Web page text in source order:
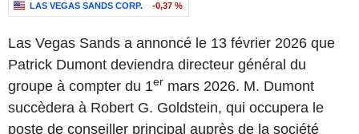
LAS VEGAS SANDS CORP. -0,37 %
Las Vegas Sands a annoncé le 13 février 2026 que
Patrick Dumont deviendra directeur général du
groupe à compter du 1er mars 2026. M. Dumont
succèdera à Robert G. Goldstein, qui occupera le
poste de conseiller principal auprès de la société